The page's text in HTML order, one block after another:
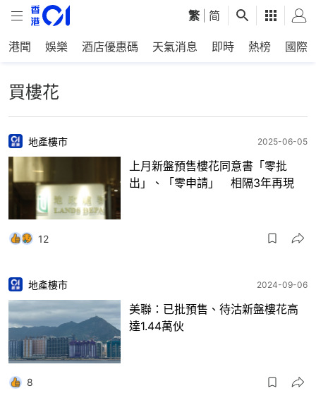
繁 简
港聞 娛樂 酒店優惠碼 天氣消息 即時 熱榜 國際
買樓花
地產樓市 2025-06-05
上月新盤預售樓花同意書「零批
出」、「零申請」 相隔3年再現
12
地產樓市 2024-09-06
美聯：已批預售、待沽新盤樓花高
達1.44萬伙
8